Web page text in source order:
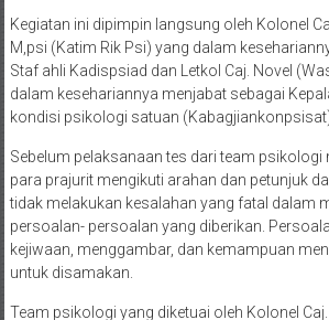
Kegiatan ini dipimpin langsung oleh Kolonel
M,psi (Katim Rik Psi) yang dalam
Staf ahli Kadispsiad dan Letkol Caj. Novel
dalam kesehariannya menjabat sebagai
kondisi psikologi satuan
Sebelum pelaksanaan tes dari team psikologi
para prajurit mengikuti arahan dan petunjuk
tidak melakukan kesalahan yang fatal dalam
persoalan- persoalan yang diberikan.
kejiwaan, menggambar, dan kemampuan
untuk disamakan.
Team psikologi yang diketuai oleh Kolonel